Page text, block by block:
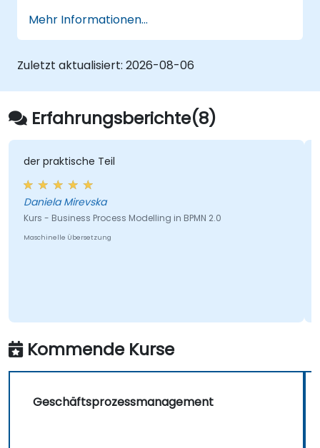
Mehr Informationen...
Zuletzt aktualisiert: 2026-08-06
Erfahrungsberichte(8)
Teil
Mirevska
Process Modelling in BPMN 2.0
Übersetzung
Kommende Kurse
Geschäftsprozessmanagement